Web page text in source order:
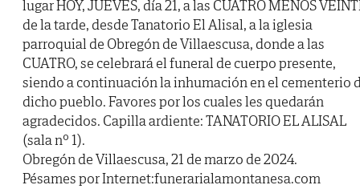
lugar HOY, JUEVES, día 21, a las CUATRO MENOS
de la tarde, desde Tanatorio El Alisal, a la iglesia
parroquial de Obregón de Villaescusa, donde a las
CUATRO, se celebrará el funeral de cuerpo presente,
siendo a continuación la inhumación en el cementerio
dicho pueblo. Favores por los cuales les quedarán
agradecidos. Capilla ardiente: TANATORIO EL ALISAL
(sala nº 1).
Obregón de Villaescusa, 21 de marzo de 2024.
Pésames por Internet:funerarialamontanesa.com